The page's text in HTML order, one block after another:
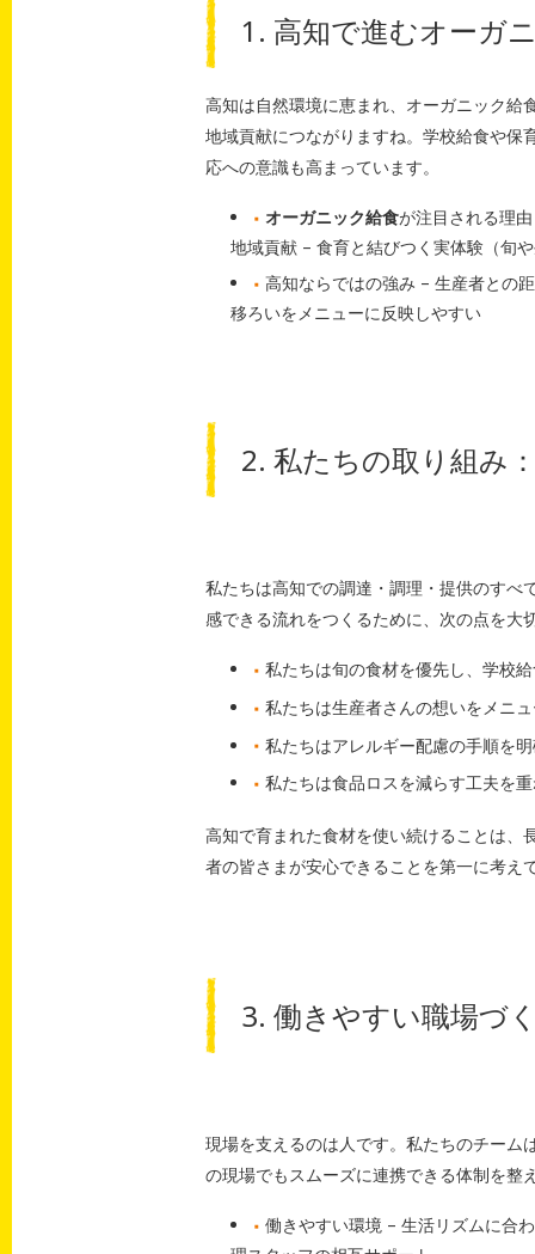
1. 高知で進むオーガ
高知は自然環境に恵まれ、オーガニック給
地域貢献につながりますね。学校給食や保
応への意識も高まっています。
オーガニック給食が注目される理
地域貢献 – 食育と結びつく実体験（旬
高知ならではの強み – 生産者との
移ろいをメニューに反映しやすい
2. 私たちの取り組み
私たちは高知での調達・調理・提供のすべ
感できる流れをつくるために、次の点を大
私たちは旬の食材を優先し、学校
私たちは生産者さんの想いをメニ
私たちはアレルギー配慮の手順を
私たちは食品ロスを減らす工夫を
高知で育まれた食材を使い続けることは、
者の皆さまが安心できることを第一に考え
3. 働きやすい職場づ
現場を支えるのは人です。私たちのチーム
の現場でもスムーズに連携できる体制を整
働きやすい環境 – 生活リズムに合